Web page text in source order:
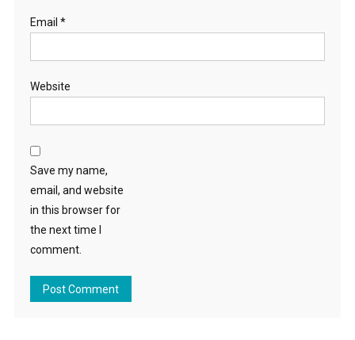
Email *
Website
Save my name,
email, and website
in this browser for
the next time I
comment.